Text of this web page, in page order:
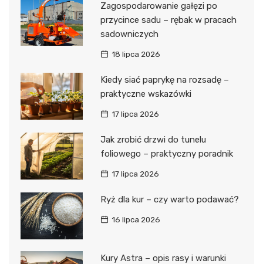
Zagospodarowanie gałęzi po
przycince sadu – rębak w pracach
sadowniczych
18 lipca 2026
Kiedy siać paprykę na rozsadę –
praktyczne wskazówki
17 lipca 2026
Jak zrobić drzwi do tunelu
foliowego – praktyczny poradnik
17 lipca 2026
Ryż dla kur – czy warto podawać?
16 lipca 2026
Kury Astra – opis rasy i warunki